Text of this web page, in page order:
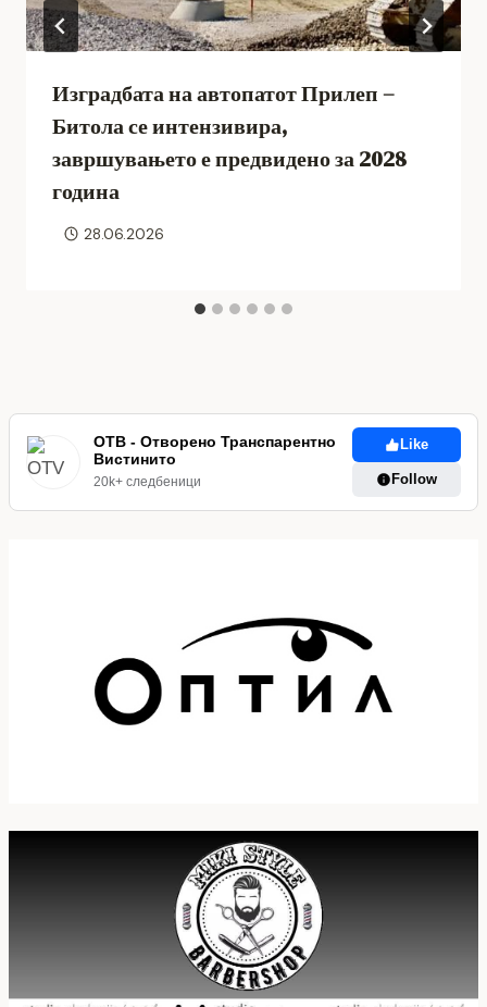
Изградбата на автопатот Прилеп –
Битола се интензивира,
завршувањето е предвидено за 2028
година
28.06.2026
ОТВ - Отворено Транспарентно
Вистинито
20k+ следбеници
Like
Follow